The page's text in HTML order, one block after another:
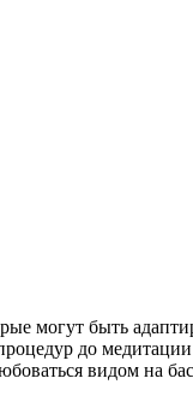
могут быть
до медитации
видом на